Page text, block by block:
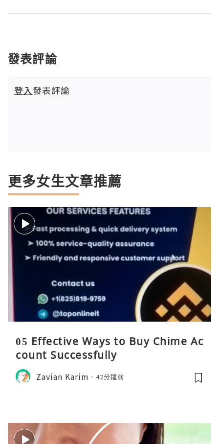
發表評論
登入發表評論
更多女生文章推薦
05 Effective Ways to Buy Chime Ac
count Successfully
Zavian Karim 42分鐘前